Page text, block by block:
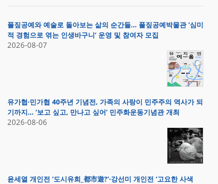
풀짚공예와 예술로 돌아보는 삶의 순간들… 풀짚공예박물관 ‘심미
적 경험으로 엮는 인생바구니’ 운영 및 참여자 모집
2026-08-07
유가협·민가협 40주년 기념전, 가족의 사랑이 민주주의 역사가 되
기까지… ‘보고 싶고, 만나고 싶어’ 민주화운동기념관 개최
2026-08-06
윤세열 개인전 ‘도시유희_都市遊?’·강선미 개인전 ‘고요한 사색